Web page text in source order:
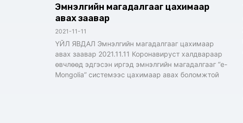
Эмнэлгийн магадалгааг цахимаар
авах заавар
2021-11-11
ҮЙЛ ЯВДАЛ Эмнэлгийн магадалгааг цахимаар
авах заавар 2021.11.11 Коронавируст халдвараар
өвчлөөд эдгэсэн иргэд эмнэлгийн магадалгааг “e-
Mongolia” системээс цахимаар авах боломжтой